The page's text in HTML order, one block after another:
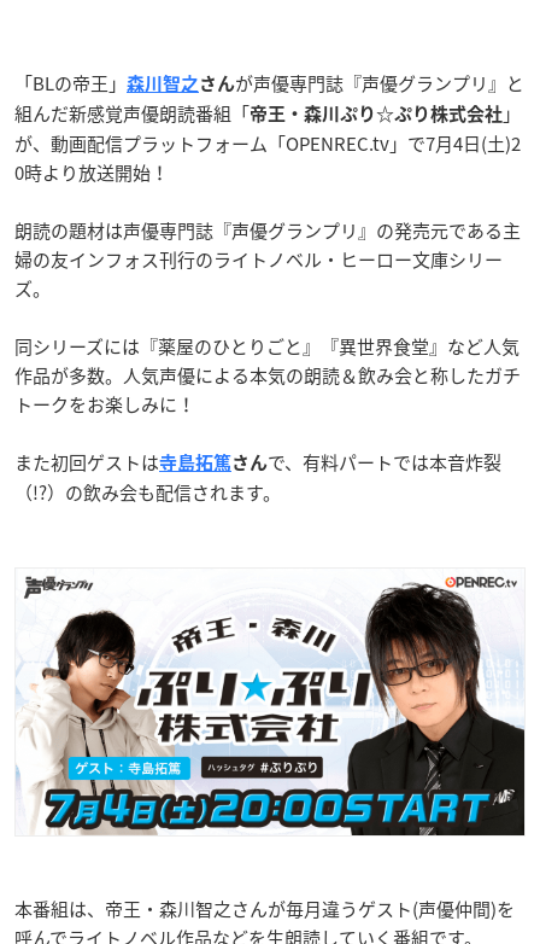
「BLの帝王」 森川智之 さんが声優専門誌『声優グランプリ』と
組んだ新感覚声優朗読番組「帝王・森川ぷり☆ぷり株式会社 」
が、動画配信プラットフォーム「OPENREC.tv」で7月4日(土)2
0時より放送開始！
朗読の題材は声優専門誌『声優グランプリ』の発売元である主
婦の友インフォス刊行のライトノベル・ヒーロー文庫シリー
ズ。
同シリーズには『薬屋のひとりごと』『異世界食堂』など人気
作品が多数。人気声優による本気の朗読＆飲み会と称したガチ
トークをお楽しみに！
また初回ゲストは寺島拓篤 さんで、有料パートでは本音炸裂
（!?）の飲み会も配信されます。
本番組は、帝王・森川智之さんが毎月違うゲスト(声優仲間)を
呼んでライトノベル作品などを生朗読していく番組です。